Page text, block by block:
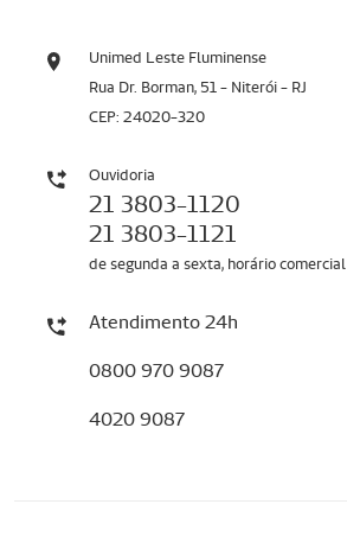
Unimed Leste Fluminense
Rua Dr. Borman, 51 - Niterói - RJ
CEP: 24020-320
Ouvidoria
21 3803-1120
21 3803-1121
de segunda a sexta, horário comercial
Atendimento 24h
0800 970 9087
4020 9087